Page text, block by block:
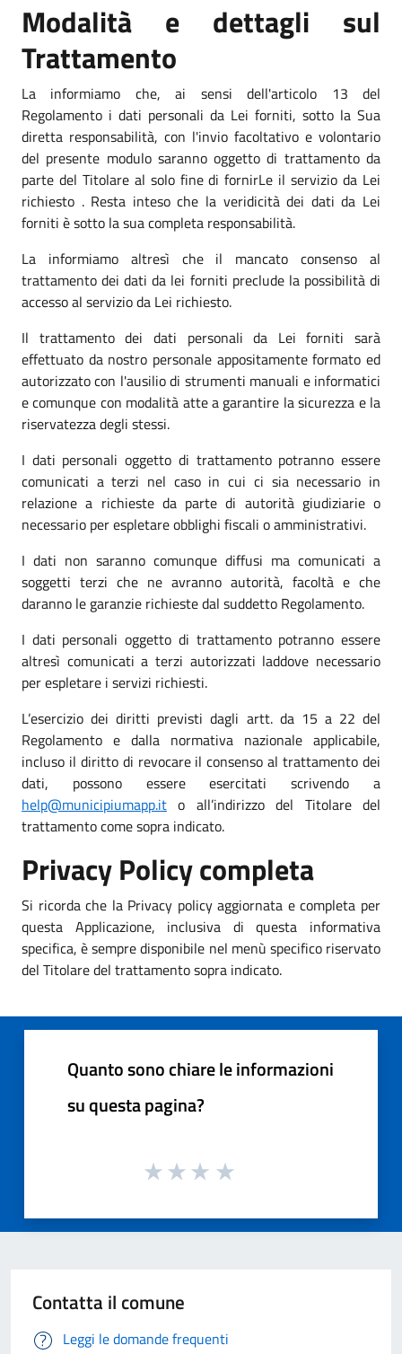
Modalità e dettagli sul
Trattamento
La informiamo che, ai sensi dell'articolo 13 del
Regolamento i dati personali da Lei forniti, sotto la Sua
diretta responsabilità, con l'invio facoltativo e volontario
del presente modulo saranno oggetto di trattamento da
parte del Titolare al solo fine di fornirLe il servizio da Lei
richiesto . Resta inteso che la veridicità dei dati da Lei
forniti è sotto la sua completa responsabilità.
La informiamo altresì che il mancato consenso al
trattamento dei dati da lei forniti preclude la possibilità di
accesso al servizio da Lei richiesto.
Il trattamento dei dati personali da Lei forniti sarà
effettuato da nostro personale appositamente formato ed
autorizzato con l'ausilio di strumenti manuali e informatici
e comunque con modalità atte a garantire la sicurezza e la
riservatezza degli stessi.
I dati personali oggetto di trattamento potranno essere
comunicati a terzi nel caso in cui ci sia necessario in
relazione a richieste da parte di autorità giudiziarie o
necessario per espletare obblighi fiscali o amministrativi.
I dati non saranno comunque diffusi ma comunicati a
soggetti terzi che ne avranno autorità, facoltà e che
daranno le garanzie richieste dal suddetto Regolamento.
I dati personali oggetto di trattamento potranno essere
altresì comunicati a terzi autorizzati laddove necessario
per espletare i servizi richiesti.
L’esercizio dei diritti previsti dagli artt. da 15 a 22 del
Regolamento e dalla normativa nazionale applicabile,
incluso il diritto di revocare il consenso al trattamento dei
dati, possono essere esercitati scrivendo a
help@municipiumapp.it o all’indirizzo del Titolare del
trattamento come sopra indicato.
Privacy Policy completa
Si ricorda che la Privacy policy aggiornata e completa per
questa Applicazione, inclusiva di questa informativa
specifica, è sempre disponibile nel menù specifico riservato
del Titolare del trattamento sopra indicato.
Quanto sono chiare le informazioni
su questa pagina?
Contatta il comune
Leggi le domande frequenti